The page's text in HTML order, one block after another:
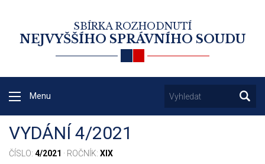
SBÍRKA ROZHODNUTÍ
NEJVYŠŠÍHO SPRÁVNÍHO SOUDU
Menu
VYDÁNÍ 4/2021
ČÍSLO: 4/2021 · ROČNÍK: XIX